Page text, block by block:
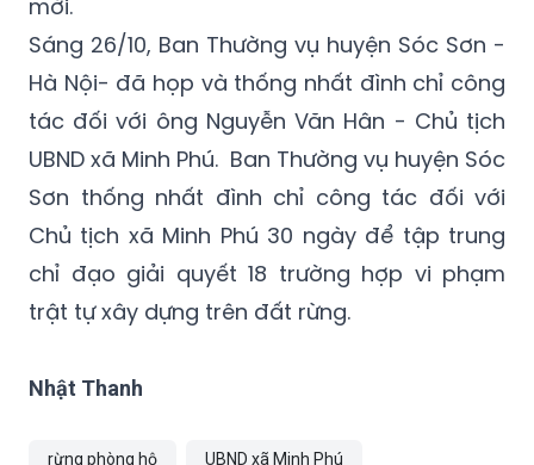
Hà Nội- đã họp và thống nhất đình chỉ công
tác đối với ông Nguyễn Văn Hân - Chủ tịch
UBND xã Minh Phú. Ban Thường vụ huyện Sóc
Sơn thống nhất đình chỉ công tác đối với
Chủ tịch xã Minh Phú 30 ngày để tập trung
chỉ đạo giải quyết 18 trường hợp vi phạm
trật tự xây dựng trên đất rừng.
Nhật Thanh
rừng phòng hộ
Nguyễn Văn Hân
Minh Phú